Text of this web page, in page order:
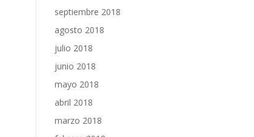
septiembre 2018
agosto 2018
julio 2018
junio 2018
mayo 2018
abril 2018
marzo 2018